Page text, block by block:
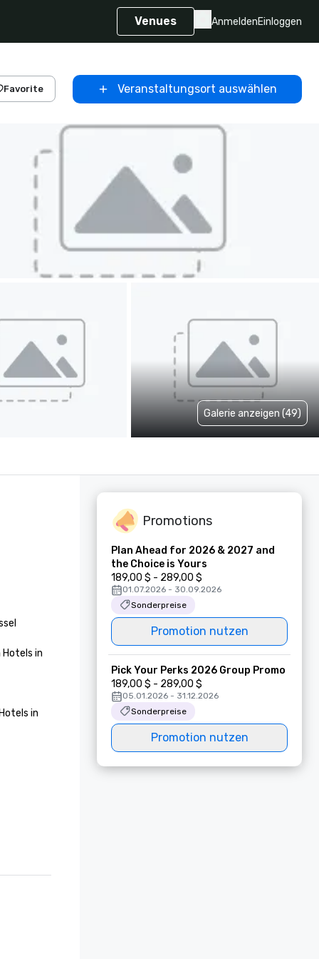
Venues AnmeldenEinloggen
Favorite Veranstaltungsort auswählen
Galerie anzeigen (49)
in
in
Promotions
Plan Ahead for 2026 & 2027 and
the Choice is Yours
189,00 $ - 289,00 $
01.07.2026 - 30.09.2026
Sonderpreise
Promotion nutzen
Pick Your Perks 2026 Group Promo
189,00 $ - 289,00 $
05.01.2026 - 31.12.2026
Sonderpreise
Promotion nutzen